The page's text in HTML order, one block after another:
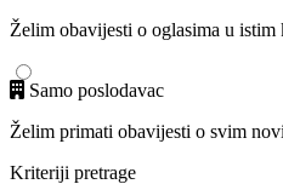
Želim obavijesti o oglasima u
Samo poslodavac
Želim primati obavijesti o svim
Kriteriji pretrage